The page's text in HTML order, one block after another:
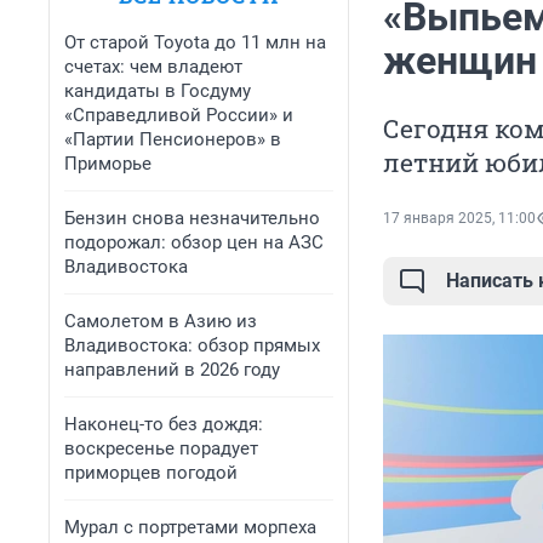
От старой Toyota до 11 млн на
счетах: чем владеют
кандидаты в Госдуму
«Справедливой России» и
«Партии Пенсионеров» в
Приморье
Бензин снова незначительно
подорожал: обзор цен на АЗС
Владивостока
Самолетом в Азию из
Владивостока: обзор прямых
направлений в 2026 году
Наконец-то без дождя:
воскресенье порадует
приморцев погодой
Мурал с портретами морпеха
женщин
Сегодня
летний
17 января 2025, 11:00
Написать